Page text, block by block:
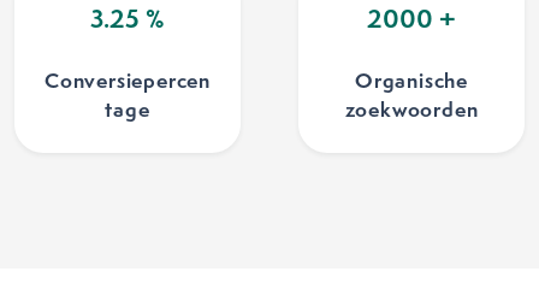
3.25 %
Conversiepercen
tage
2000 +
Organische
zoekwoorden